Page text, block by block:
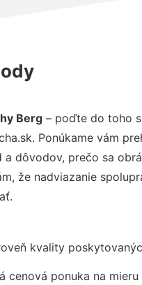
Berg – poďte do toho
Ponúkame vám
a dôvodov, prečo sa
že nadviazanie
kvality
cenová ponuka na mieru